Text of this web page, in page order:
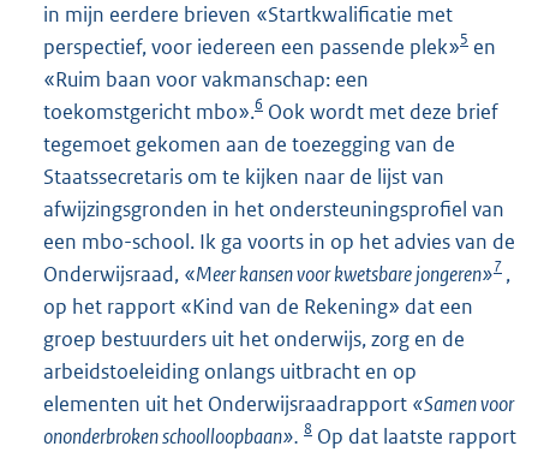
in mijn eerdere brieven «Startkwalificatie met
perspectief, voor iedereen een passende plek»5 en
«Ruim baan voor vakmanschap: een
toekomstgericht mbo».6 Ook wordt met deze brief
tegemoet gekomen aan de toezegging van de
Staatssecretaris om te kijken naar de lijst van
afwijzingsgronden in het ondersteuningsprofiel van
een mbo-school. Ik ga voorts in op het advies van de
Onderwijsraad, «Meer kansen voor kwetsbare jongeren»7 ,
op het rapport «Kind van de Rekening» dat een
groep bestuurders uit het onderwijs, zorg en de
arbeidstoeleiding onlangs uitbracht en op
elementen uit het Onderwijsraadrapport «Samen voor
ononderbroken schoolloopbaan». 8 Op dat laatste rapport